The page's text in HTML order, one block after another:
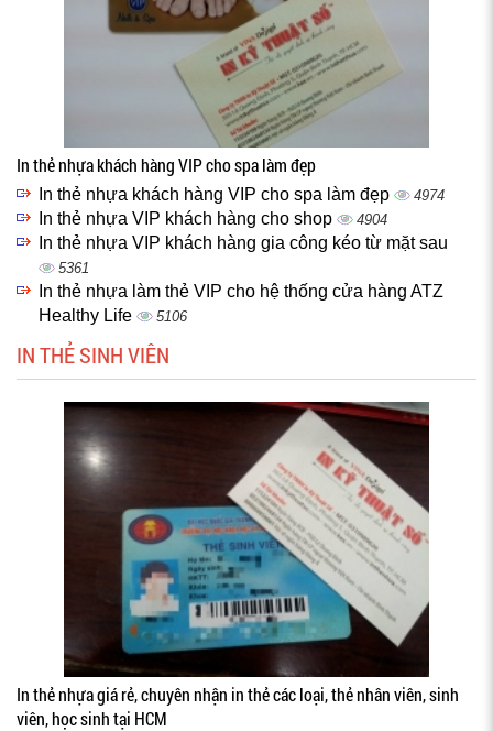
In thẻ nhựa khách hàng VIP cho spa làm đẹp
In thẻ nhựa khách hàng VIP cho spa làm đẹp 4974
In thẻ nhựa VIP khách hàng cho shop 4904
In thẻ nhựa VIP khách hàng gia công kéo từ mặt sau
5361
In thẻ nhựa làm thẻ VIP cho hệ thống cửa hàng ATZ
Healthy Life
5106
IN THẺ SINH VIÊN
In thẻ nhựa giá rẻ, chuyên nhận in thẻ các loại, thẻ nhân viên, sinh
viên, học sinh tại HCM